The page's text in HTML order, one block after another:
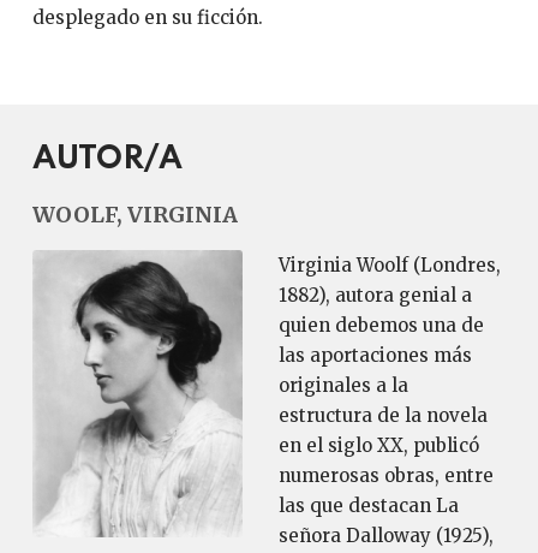
desplegado en su ficción.
AUTOR/A
WOOLF, VIRGINIA
Virginia Woolf (Londres,
1882), autora genial a
quien debemos una de
las aportaciones más
originales a la
estructura de la novela
en el siglo XX, publicó
numerosas obras, entre
las que destacan La
señora Dalloway (1925),